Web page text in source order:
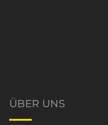
ÜBER UNS